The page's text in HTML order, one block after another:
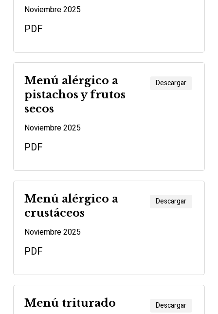
Noviembre 2025
PDF
Menú alérgico a
pistachos y frutos
secos
Noviembre 2025
PDF
Descargar
Menú alérgico a
crustáceos
Noviembre 2025
PDF
Descargar
Menú triturado Descargar